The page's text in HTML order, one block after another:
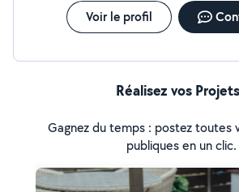
Voir le profil
Réalisez vos
Gagnez du temps : postez toutes
publiques en un clic.